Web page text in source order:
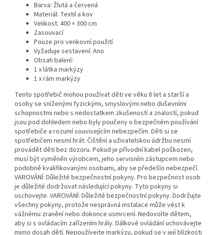
Barva: Žlutá a červená
Materiál: Textil a kov
Velikost: 400 × 300 cm
Zasouvací
Pouze pro venkovní použití
Vyžaduje sestavení: Ano
Obsah balení:
1 x látka markýzy
1 x rám markýzy
Tento spotřebič mohou používat děti ve věku 8 let a starší a
osoby se sníženými fyzickými, smyslovými nebo duševními
schopnostmi nebo s nedostatkem zkušeností a znalostí, pokud
jsou pod dohledem nebo byly poučeny o bezpečném používání
spotřebiče a rozumí souvisejícím nebezpečím. Děti si se
spotřebičem nesmí hrát. Čištění a uživatelskou údržbu nesmí
provádět děti bez dozoru. Pokud je přívodní kabel poškozen,
musí být vyměněn výrobcem, jeho servisním zástupcem nebo
podobně kvalifikovanými osobami, aby se předešlo nebezpečí.
VAROVÁNÍ: Důležité bezpečnostní pokyny. Pro bezpečnost osob
je důležité dodržovat následující pokyny. Tyto pokyny si
uschovejte. VAROVÁNÍ: Důležité bezpečnostní pokyny. Dodržujte
všechny pokyny, protože nesprávná instalace může vést k
vážnému zranění nebo dokonce usmrcení. Nedovolte dětem,
aby si s ovládacím zařízením hrály. Dálkové ovládání uchovávejte
mimo dosah dětí. Nepoužívejte markýzu, pokud se v její blízkosti